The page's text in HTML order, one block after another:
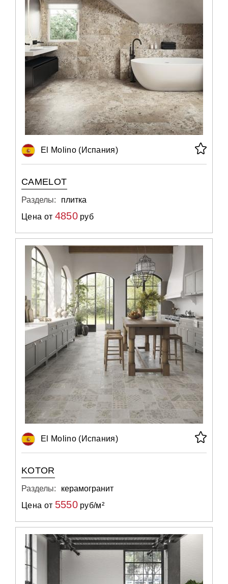
El Molino (Испания)
CAMELOT
Разделы:
плитка
Цена от 4850руб
El Molino (Испания)
KOTOR
Разделы:
керамогранит
Цена от 5550руб/м²